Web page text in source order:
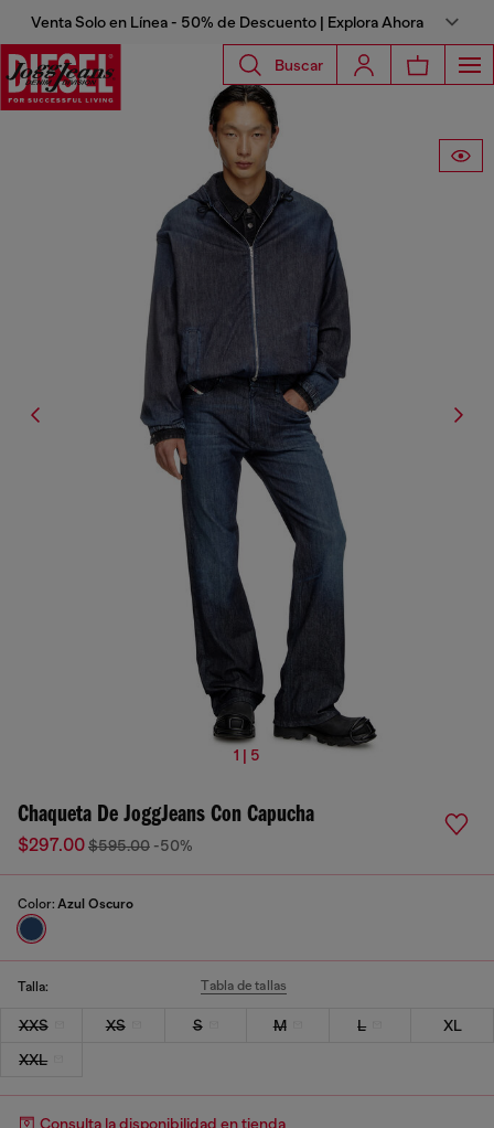
Venta Solo en Línea - 50% de Descuento | Explora Ahora
Buscar
1 | 5
Chaqueta De JoggJeans Con Capucha
$297.00$595.00 -50%
Color: Azul Oscuro
Talla: Tabla de tallas
XXS XS S M L
XL
XXL
Consulta la disponibilidad en tienda